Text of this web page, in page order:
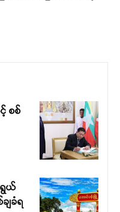
စစ်
ရွယ်
ျခံရ